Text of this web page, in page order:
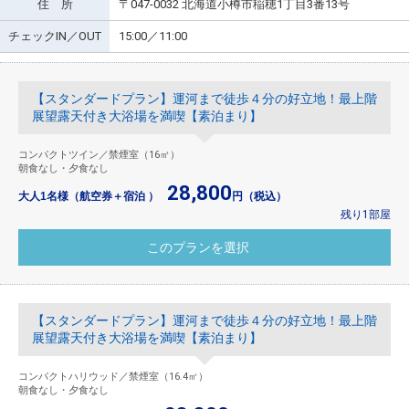
住 所 〒047-0032 北海道小樽市稲穂1丁目3番13号
チェックIN／OUT 15:00／11:00
【スタンダードプラン】運河まで徒歩４分の好立地！最上階
展望露天付き大浴場を満喫【素泊まり】
コンパクトツイン／禁煙室（16㎡）
朝食なし・夕食なし
大人1名様（航空券＋宿泊 ） 28,800 円（税込）
残り1部屋
【スタンダードプラン】運河まで徒歩４分の好立地！最上階
展望露天付き大浴場を満喫【素泊まり】
コンパクトハリウッド／禁煙室（16.4㎡）
朝食なし・夕食なし